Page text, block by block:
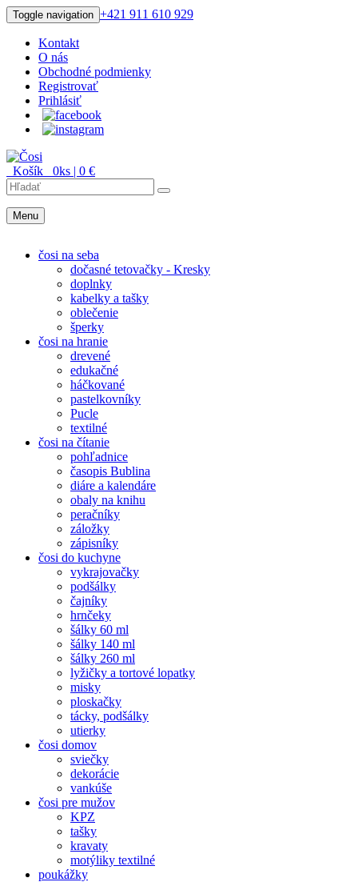
Toggle navigation +421 911 610 929
Kontakt
O nás
Obchodné podmienky
Registrovať
Prihlásiť
Košík 0ks | 0 €
Menu
čosi na seba
dočasné tetovačky - Kresky
doplnky
kabelky a tašky
oblečenie
šperky
čosi na hranie
drevené
edukačné
háčkované
pastelkovníky
Pucle
textilné
čosi na čítanie
pohľadnice
časopis Bublina
diáre a kalendáre
obaly na knihu
peračníky
záložky
zápisníky
čosi do kuchyne
vykrajovačky
podšálky
čajníky
hrnčeky
šálky 60 ml
šálky 140 ml
šálky 260 ml
lyžičky a tortové lopatky
misky
ploskačky
tácky, podšálky
utierky
čosi domov
sviečky
dekorácie
vankúše
čosi pre mužov
KPZ
tašky
kravaty
motýliky textilné
poukážky